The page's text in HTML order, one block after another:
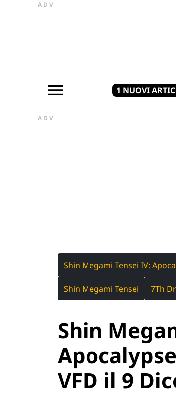
ADV
1 NUOVI
ADV
Shin Megami Tensei IV:
Shin Megami Tensei 7Th
Shin
VFD il 9